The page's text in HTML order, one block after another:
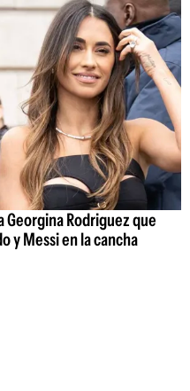
Georgina Rodriguez que
y Messi en la cancha